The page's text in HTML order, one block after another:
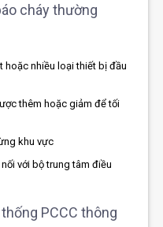
cháy thường
hoặc nhiều loại thiết bị đầu
thêm hoặc giảm để tối
khu vực
với bộ trung tâm điều
PCCC thông